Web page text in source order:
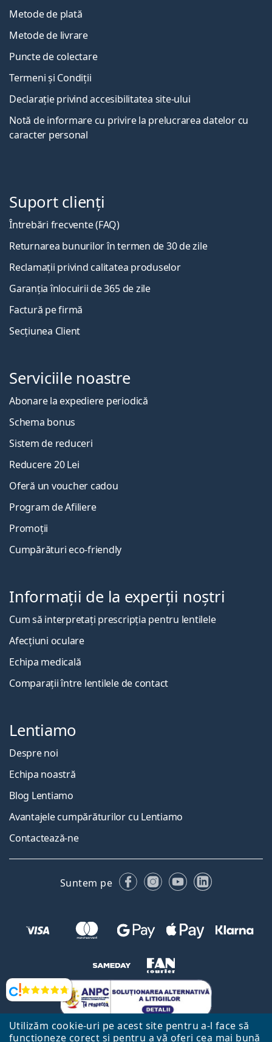
Utilizăm cookie-uri pe acest site pentru a-l face să
funcționeze corect și pentru a vă oferi cea mai bună
Opinii
Metode de plată
Metode de livrare
Puncte de colectare
Termeni și Condiții
Declarație privind accesibilitatea site-ului
Notă de informare cu privire la prelucrarea datelor cu
caracter personal
Suport clienți
Întrebări frecvente (FAQ)
Returnarea bunurilor în termen de 30 de zile
Reclamații privind calitatea produselor
Garanția înlocuirii de 365 de zile
Factură pe firmă
Secțiunea Client
Serviciile noastre
Abonare la expediere periodică
Schema bonus
Sistem de reduceri
Reducere 20 Lei
Oferă un voucher cadou
Program de Afiliere
Promoții
Cumpărături eco-friendly
Informații de la experții noștri
Cum să interpretați prescripția pentru lentilele
Afecțiuni oculare
Echipa medicală
Comparații între lentilele de contact
Lentiamo
Despre noi
Echipa noastră
Blog Lentiamo
Avantajele cumpărăturilor cu Lentiamo
Contactează-ne
Suntem pe FacebookInstagram
YouTubeLinkedIn